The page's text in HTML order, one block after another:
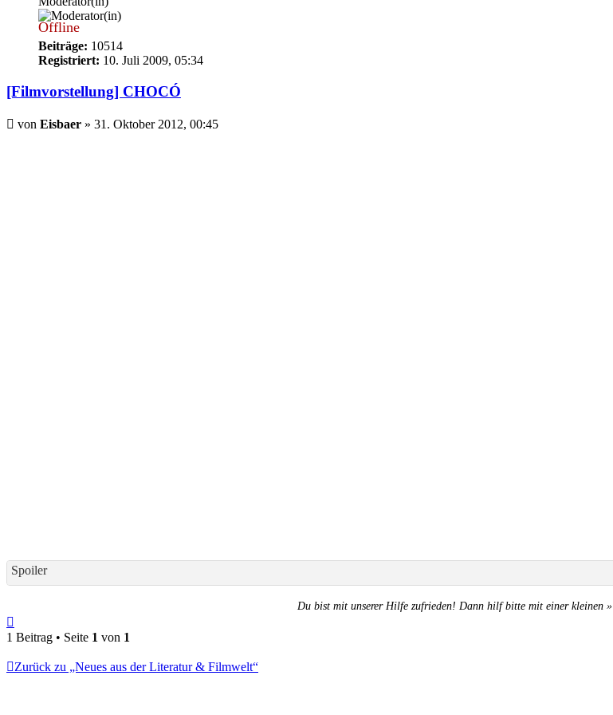
Offline
Beiträge: 10514
Registriert: 10. Juli 2009, 05:34
[Filmvorstellung] CHOCÓ
Beitrag
von Eisbaer » 31. Oktober 2012, 00:45
Spoiler
Du bist mit unserer Hilfe zufrieden! Dann hilf bitte mit einer kleinen »
oben
1 Beitrag • Seite 1 von 1
Zurück zu „Neues aus der Literatur & Filmwelt“